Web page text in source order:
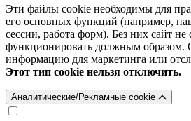
Эти файлы cookie необходимы для
его основных функций (например,
сессии, работа форм). Без них сайт не
функционировать должным образом.
информацию для маркетинга или
Этот тип cookie нельзя отключить.
Аналитические/Рекламные cookie